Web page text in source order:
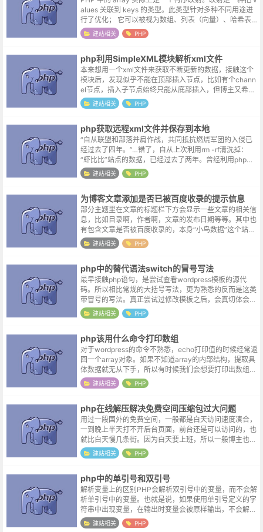
alues 关联到 keys 的类型。此类型针对多种不同用途进
行了优化； 它可以被视为数组、列表（向量）、哈希表
（映射的实现）、字典、集合、堆栈、队列等等。 由于 a
rr...
建站相关 PHP
php利用SimpleXML模块解析xml文件
本来想用一个xml文件来获取不断更新的数据，接触这个
模块后，发现似乎不能在顶部插入节点，比如有个chann
el节点，插入子节点始终只能从底部插入，但博主又希望
新的内容在channel节点的头部。每次重新装配节点似乎
过于复杂，考虑利用j...
建站相关 PHP
php获取远程xml文件并保存到本地
“自从联盟和部落并肩作战，共同抵抗燃烧军团的入侵已
经过去了四年。”…错了，自从上次利用rm -rf清洗掉：
“虾比比”站点的数据，已经过去了两年。曾经利用php获
取远程文件并保存到本地的知识如同部落和联盟之间脆弱
的协议，早已荡然无存。倒...
建站相关 PHP
为博客文章添加是否已被百度收录的提示信息
部分主题里在文章的标题栏下方会显示一些文章的相关信
息，比如目录啊，作者啊，文章的发布日期等等。其中也
有包含文章是否被百度收录的，本身“小鸟数据”这个站点
配置了“sitemap.xml”，也提交了百度，是否收录就我为
鱼肉了。但是偶尔还是...
建站相关 PHP
php中的替代语法switch的冒号写法
最早接触php语句，是尝试查看wordpress模板的源代
码。所以相比常规的大括号写法，更为熟悉的反而是这类
带冒号的写法。真正尝试过修改模板之后，会真切体会到
这种书写方式的便利。它使得HTML和PHP混合页面代码
更加干净整齐，也使代码...
建站相关 PHP
php该用什么命令打印数组
对于wordpress的命令不熟悉，echo打印值的时候经常返
回一个array对象。如果不知道array的内部结构，提取具
体数据就无从下手，所以有时候我们会想要打印出数组的
所有内容，以观察该数组的数据结构。php中有两个命令
可以在屏幕...
建站相关 PHP
php在线解压解决免费空间压缩包过大问题
用过一段国外的免费空间，一般都是白天访问速度凑合，
一到晚上半天打不开后台页面，前台还是可以访问的，也
就比白天慢几条街。因为白天要上班，所以一般博主也就
晚上打开站点学习一下建站呀修改主题呀之类的操作，由
于正常使用时间段完美被错开，所以最...
建站相关 PHP
php中的单引号和双引号
解析变量上的区别PHP会解析双引号中的变量，而不会解
析单引号中的变量。也就是说，如果使用单引号定义的字
符串中出现变量，在输出时变量会被原样输出，不会解析
成变量的值。而如果使用双引号定义的字符串中存在变
量，在输出时变量会被解析为具体的值...
建站相关 PHP